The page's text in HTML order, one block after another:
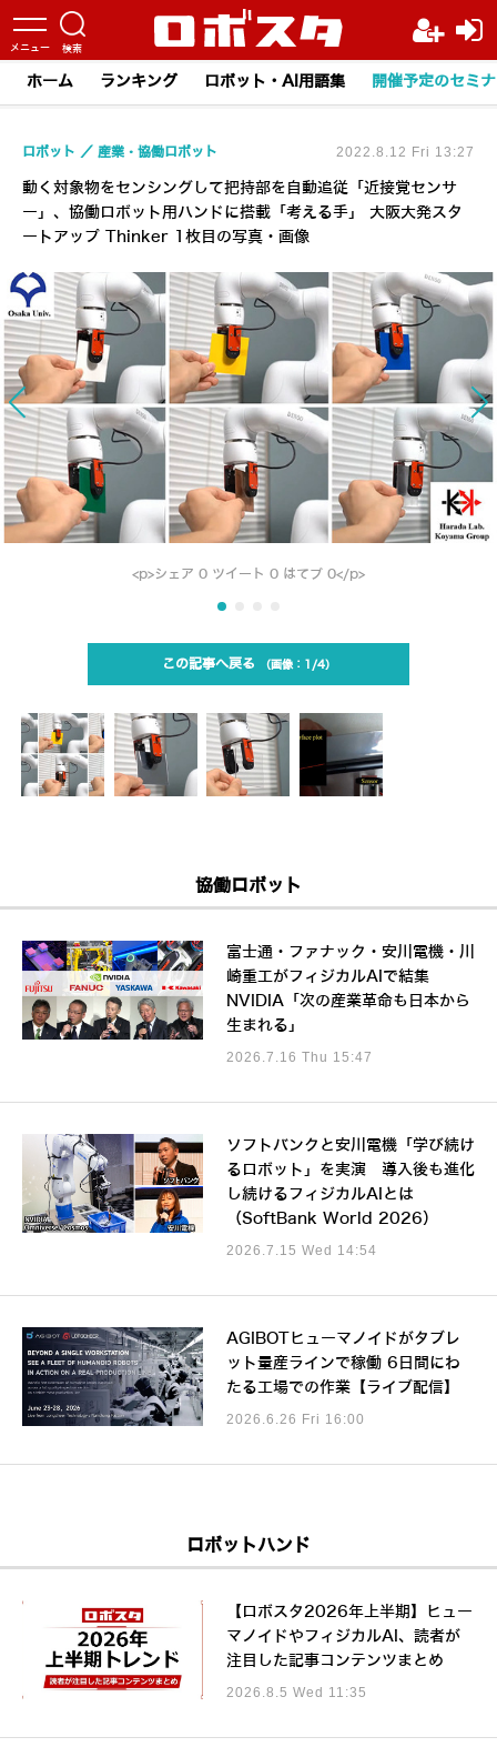
ホーム ランキング ロボット・AI用語集 開催予定のセミ
動く対象物をセンシングして把持部を自動追従「近接覚センサ
ー」、協働ロボット用ハンドに搭載「考える手」 大阪大発スタ
ートアップ Thinker 1枚目の写真・画像
ロボット 産業・協働ロボット 2022.8.12 Fri 13:27
<p>シェア 0 ツイート 0 はてブ 0</p>
この記事へ戻る 1/4
協働ロボット
富士通・ファナック・安川電機・川
崎重工がフィジカルAIで結集
NVIDIA「次の産業革命も日本から
生まれる」
2026.7.16 Thu 15:47
ソフトバンクと安川電機「学び続け
るロボット」を実演 導入後も進化
し続けるフィジカルAIとは
（SoftBank World 2026）
2026.7.15 Wed 14:54
AGIBOTヒューマノイドがタブレ
ット量産ラインで稼働 6日間にわ
たる工場での作業【ライブ配信】
2026.6.26 Fri 16:00
ロボットハンド
【ロボスタ2026年上半期】ヒュー
マノイドやフィジカルAI、読者が
注目した記事コンテンツまとめ
2026.8.5 Wed 11:35